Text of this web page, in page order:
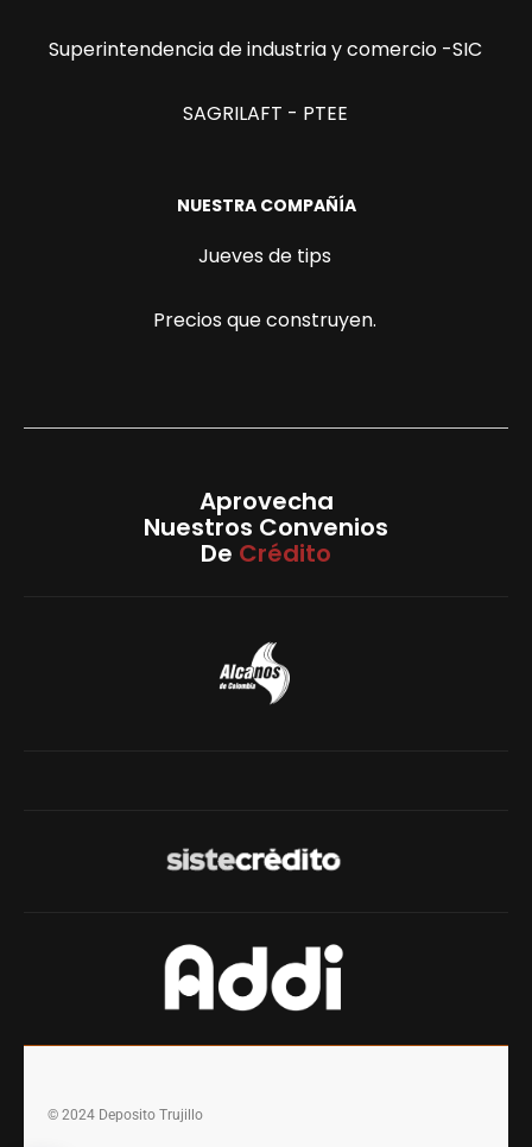
Superintendencia de industria y comercio -SIC
SAGRILAFT - PTEE
NUESTRA COMPAÑÍA
Jueves de tips
Precios que construyen.
Aprovecha
Nuestros Convenios
De Crédito
© 2024 Deposito Trujillo